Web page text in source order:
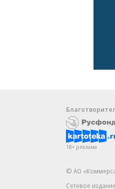
18+ реклама
© АО
Сетевое